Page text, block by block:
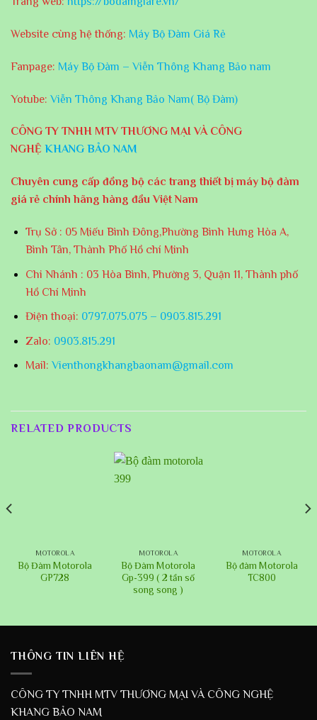
Website cùng hệ thống: Máy Bộ Đàm Giá Rẻ
Fanpage: Máy Bộ Đàm – Viễn Thông Khang Bảo nam
Yotube: Viễn Thông Khang Bảo Nam( Bộ Đàm)
CÔNG TY TNHH MTV THƯƠNG MẠI VÀ CÔNG
NGHỆ KHANG BẢO NAM
Chuyên cung cấp đồng bộ các trang thiết bị máy bộ đàm
giá rẻ chính hãng hàng đầu Việt Nam
Trụ Sở : 05 Miếu Bình Đông,Phường Bình Hưng Hòa A,
Bình Tân, Thành Phố Hồ chí Minh
Chi Nhánh : 03 Hòa Bình, Phường 3, Quận 11, Thành phố
Hồ Chí Minh
Điện thoại: 0797.075.075 – 0903.815.291
Zalo: 0903.815.291
Mail: Vienthongkhangbaonam@gmail.com
RELATED PRODUCTS
MOTOROLA
Bộ Đàm Motorola
GP728
MOTOROLA
Bộ Đàm Motorola
Gp-399 ( 2 tần số
song song )
MOTOROLA
Bộ đàm Motorola
TC800
THÔNG TIN LIÊN HỆ
CÔNG TY TNHH MTV THƯƠNG MẠI VÀ CÔNG NGHỆ
KHANG BẢO NAM